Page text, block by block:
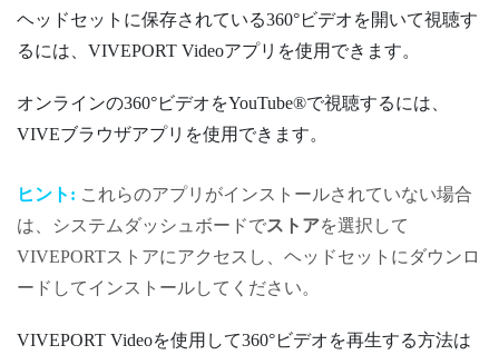
ヘッドセットに保存されている360°ビデオを開いて視聴す
るには、 VIVEPORT Videoアプリを使用できます。
オンラインの360°ビデオをYouTube®で視聴するには、
VIVEブラウザアプリを使用できます。
ヒント: これらのアプリがインストールされていない場合
は、システムダッシュボードでストアを選択して
VIVEPORTストアにアクセスし、ヘッドセットにダウンロ
ードしてインストールしてください。
VIVEPORT Videoを使用して360°ビデオを再生する方法は